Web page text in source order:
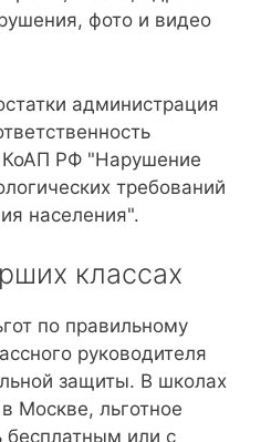
фото и видео
администрация
КоАП РФ "Нарушение
требований
населения".
классах
по правильному
руководителя
защиты. В школах
Москве, льготное
или с